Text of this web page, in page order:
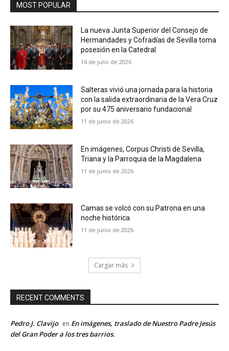
MOST POPULAR
La nueva Junta Superior del Consejo de
Hermandades y Cofradías de Sevilla toma
posesión en la Catedral
14 de julio de 2026
Salteras vivió una jornada para la historia
con la salida extraordinaria de la Vera Cruz
por su 475 aniversario fundacional
11 de junio de 2026
En imágenes, Corpus Christi de Sevilla,
Triana y la Parroquia de la Magdalena
11 de junio de 2026
Camas se volcó con su Patrona en una
noche histórica
11 de junio de 2026
Cargar más
RECENT COMMENTS
Pedro J. Clavijo en En imágenes, traslado de Nuestro Padre Jesús
del Gran Poder a los tres barrios.